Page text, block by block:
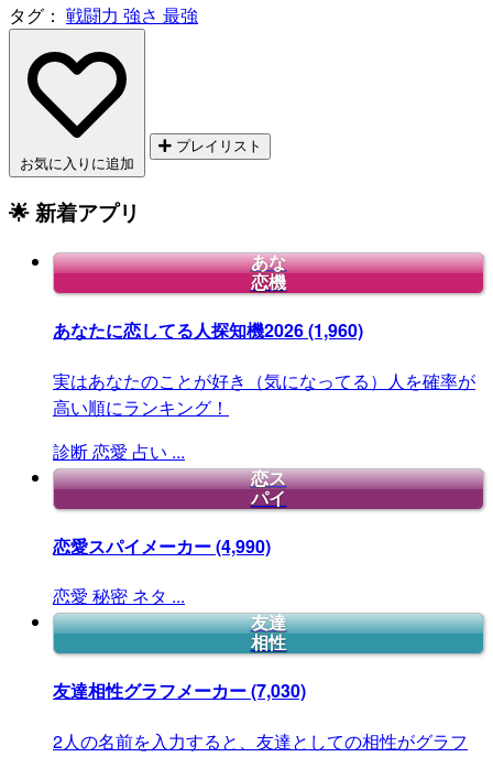
タグ： 戦闘力 強さ 最強
お気に入りに追加
プレイリスト
🌟 新着アプリ
あな
恋機
あなたに恋してる人探知機2026(1,960)
実はあなたのことが好き（気になってる）人を確率が
高い順にランキング！
診断恋愛 占い ...
恋ス
パイ
恋愛スパイメーカー(4,990)
恋愛 秘密 ネタ ...
友達
相性
友達相性グラフメーカー(7,030)
2人の名前を入力すると、友達としての相性がグラフ